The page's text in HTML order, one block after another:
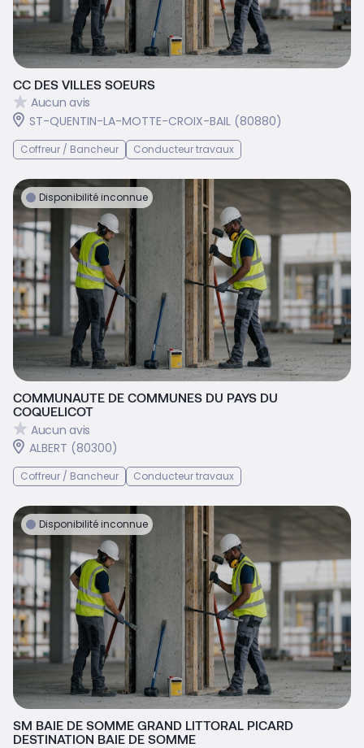
CC DES VILLES SOEURS
Aucun avis
ST-QUENTIN-LA-MOTTE-CROIX-BAIL (80880)
Coffreur / Bancheur Conducteur travaux
Disponibilité inconnue
COMMUNAUTE DE COMMUNES DU PAYS DU
COQUELICOT
Aucun avis
ALBERT (80300)
Coffreur / Bancheur Conducteur travaux
Disponibilité inconnue
SM BAIE DE SOMME GRAND LITTORAL PICARD
DESTINATION BAIE DE SOMME